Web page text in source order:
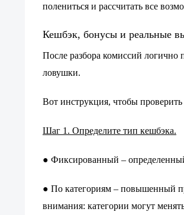
полениться и рассчитать все
Кешбэк, бонусы и реальные
После разбора комиссий логично
ловушки.
Вот инструкция, чтобы
Шаг 1. Определите тип кешбэка.
● Фиксированный –
● По категориям – повышенный
внимания: категории могут